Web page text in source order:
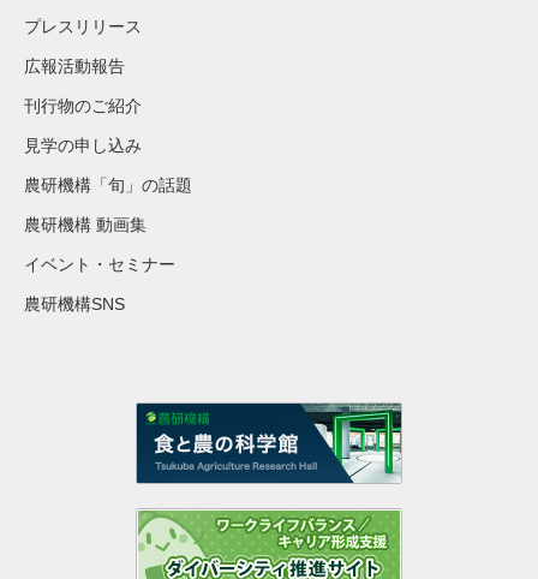
プレスリリース
広報活動報告
刊行物のご紹介
見学の申し込み
農研機構「旬」の話題
農研機構 動画集
イベント・セミナー
農研機構SNS